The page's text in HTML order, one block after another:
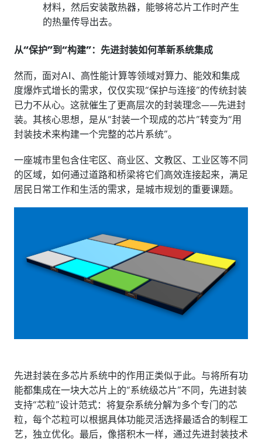
材料，然后安装散热器，能够将芯片工作时产生
的热量传导出去。
从“保护”到“构建”：先进封装如何革新系统集成
然而，面对AI、高性能计算等领域对算力、能效和集成
度爆炸式增长的需求，仅仅实现“保护与连接”的传统封装
已力不从心。这就催生了更高层次的封装理念——先进封
装。其核心思想，是从“封装一个现成的芯片”转变为“用
封装技术来构建一个完整的芯片系统”。
一座城市里包含住宅区、商业区、文教区、工业区等不同
的区域，如何通过道路和桥梁将它们高效连接起来，满足
居民日常工作和生活的需求，是城市规划的重要课题。
先进封装在多芯片系统中的作用正类似于此。与将所有功
能都集成在一块大芯片上的“系统级芯片”不同，先进封装
支持“芯粒”设计范式：将复杂系统分解为多个专门的芯
粒，每个芯粒可以根据具体功能灵活选择最适合的制程工
艺，独立优化。最后，像搭积木一样，通过先进封装技术